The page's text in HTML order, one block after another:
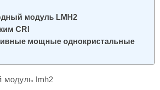
модуль LMH2
CRI
мощные однокристальные
модуль lmh2